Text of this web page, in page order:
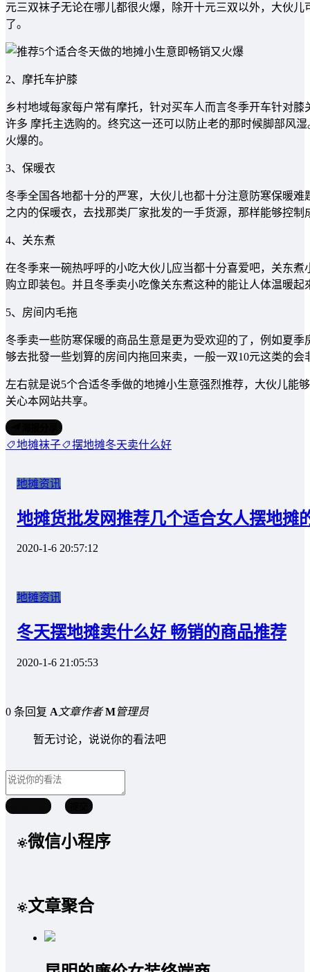
元三双袜子无论在哪儿都很火爆，除开十元三双以外，大伙
了。
2、摩托车护膝
乡村地域每家每户常有摩托，针对买车人而言冬季开车针对
许多 摩托主选购的。终究这一还可以防止老的那时候脚部风
火爆的。
3、保暖衣
冬季全国各地都十分的严寒，大伙儿也都十分注意防寒保暖
之内的保暖衣，去找那类厂家批发的一手货源，那样能够控
4、关东煮
在冬季来一碗热呼呼的小吃大伙儿应当都十分喜爱吧，关东
购立即装包。并且冬季卖小吃像关东煮这种的能让人体温暖
5、房间内毛拖
冬季卖一些防寒保暖的商品生意是更为受欢迎的了，例如夏
够去批發一些划算的房间内拖回来卖，一般一双10元这类的会
左右就是说5个合适冬季做的地摊小生意强烈推荐，大伙儿能
关心本网站共享。
地摊袜子 摆地摊冬天卖什么好
地摊资讯
地摊货批发网推荐几个适合女人摆地摊
2020-1-6 20:57:12
地摊资讯
冬天摆地摊卖什么好 畅销的商品推荐
2020-1-6 21:05:53
0 条回复 A 文章作者 M管理员
暂无讨论，说说你的看法吧
微信小程序
文章聚合